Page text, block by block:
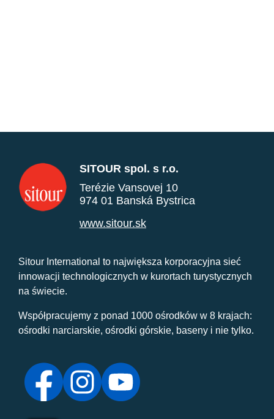
SITOUR spol. s r.o.
Terézie Vansovej 10
974 01 Banská Bystrica
www.sitour.sk
Sitour International to największa korporacyjna sieć
innowacji technologicznych w kurortach turystycznych
na świecie.
Współpracujemy z ponad 1000 ośrodków w 8 krajach:
ośrodki narciarskie, ośrodki górskie, baseny i nie tylko.